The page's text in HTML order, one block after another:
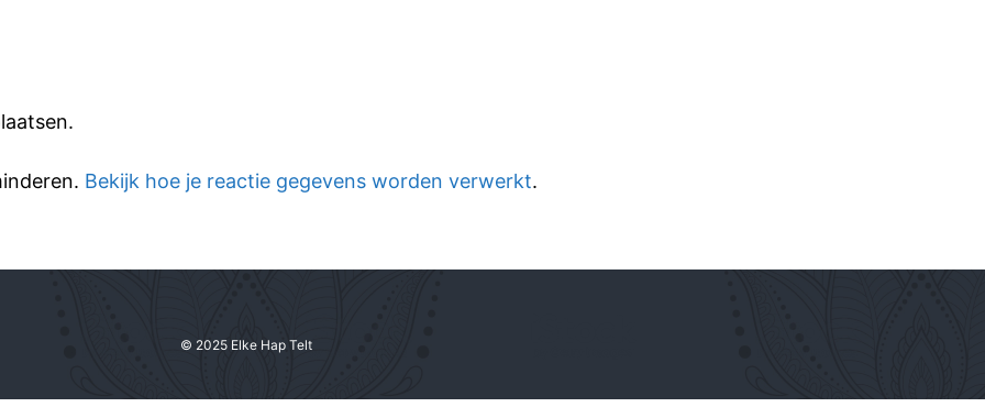
Bekijk hoe je reactie gegevens worden verwerkt.
© 2025 Elke Hap Telt